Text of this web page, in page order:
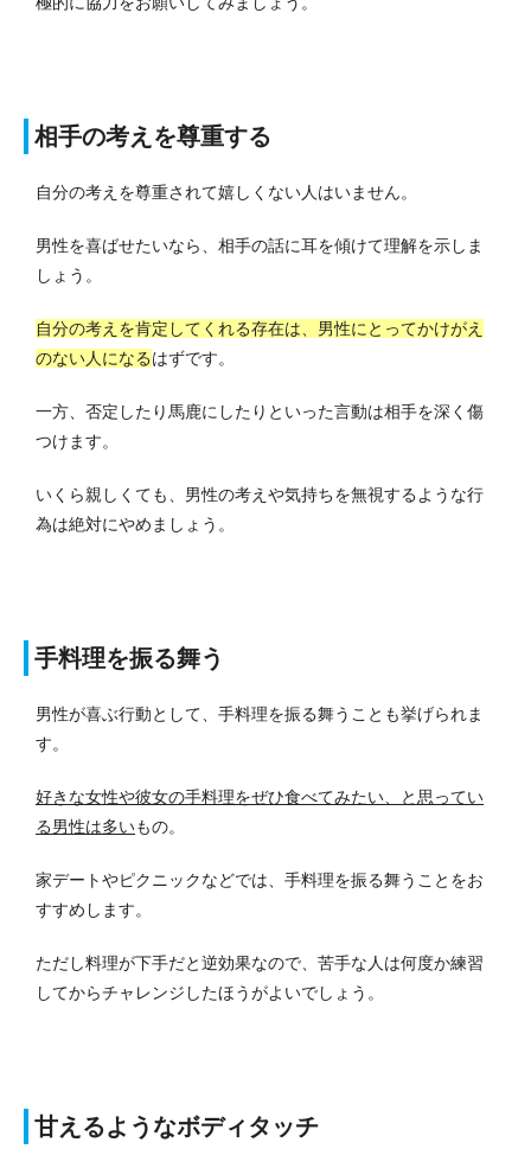
相手の考えを尊重する
自分の考えを尊重されて嬉しくない人はいません。
男性を喜ばせたいなら、相手の話に耳を傾けて理解を示しま
しょう。
自分の考えを肯定してくれる存在は、男性にとってかけがえ
のない人になるはずです。
一方、否定したり馬鹿にしたりといった言動は相手を深く傷
つけます。
いくら親しくても、男性の考えや気持ちを無視するような行
為は絶対にやめましょう。
手料理を振る舞う
男性が喜ぶ行動として、手料理を振る舞うことも挙げられま
す。
好きな女性や彼女の手料理をぜひ食べてみたい、と思ってい
る男性は多いもの。
家デートやピクニックなどでは、手料理を振る舞うことをお
すすめします。
ただし料理が下手だと逆効果なので、苦手な人は何度か練習
してからチャレンジしたほうがよいでしょう。
甘えるようなボディタッチ